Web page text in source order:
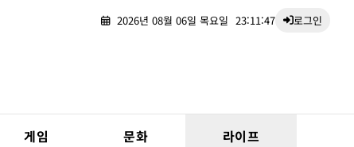
2026년 08월 06일 목요일 23:11:48 로그인
게임 문화 라이프